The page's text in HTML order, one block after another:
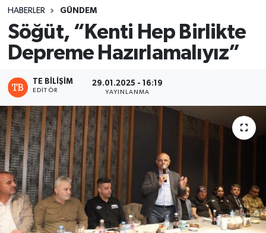
HABERLER GÜNDEM
Söğüt, “Kenti Hep Birlikte
Depreme Hazırlamalıyız”
TE BILIŞIM
EDITÖR
29.01.2025 - 16:19
YAYINLANMA